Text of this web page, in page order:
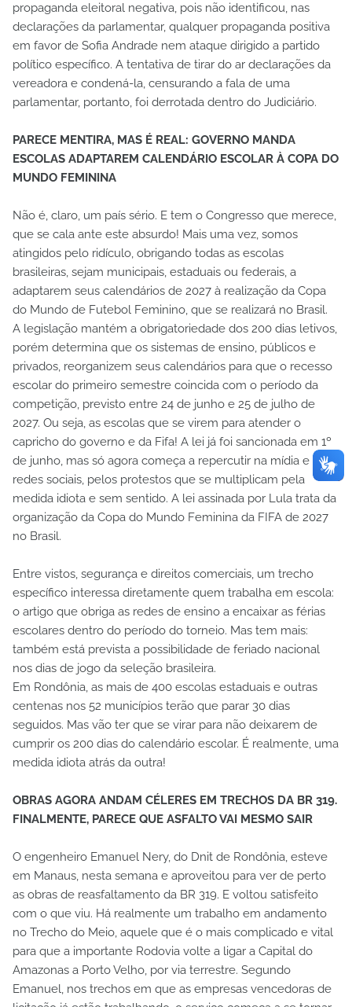
propaganda eleitoral negativa, pois não identificou, nas
declarações da parlamentar, qualquer propaganda positiva
em favor de Sofia Andrade nem ataque dirigido a partido
político específico. A tentativa de tirar do ar declarações da
vereadora e condená-la, censurando a fala de uma
parlamentar, portanto, foi derrotada dentro do Judiciário.
PARECE MENTIRA, MAS É REAL: GOVERNO MANDA
ESCOLAS ADAPTAREM CALENDÁRIO ESCOLAR À COPA DO
MUNDO FEMININA
Não é, claro, um país sério. E tem o Congresso que merece,
que se cala ante este absurdo! Mais uma vez, somos
atingidos pelo ridículo, obrigando todas as escolas
brasileiras, sejam municipais, estaduais ou federais, a
adaptarem seus calendários de 2027 à realização da Copa
do Mundo de Futebol Feminino, que se realizará no Brasil.
A legislação mantém a obrigatoriedade dos 200 dias letivos,
porém determina que os sistemas de ensino, públicos e
privados, reorganizem seus calendários para que o recesso
escolar do primeiro semestre coincida com o período da
competição, previsto entre 24 de junho e 25 de julho de
2027. Ou seja, as escolas que se virem para atender o
capricho do governo e da Fifa! A lei já foi sancionada em 1º
de junho, mas só agora começa a repercutir na mídia e nas
redes sociais, pelos protestos que se multiplicam pela
medida idiota e sem sentido. A lei assinada por Lula trata da
organização da Copa do Mundo Feminina da FIFA de 2027
no Brasil.
Entre vistos, segurança e direitos comerciais, um trecho
específico interessa diretamente quem trabalha em escola:
o artigo que obriga as redes de ensino a encaixar as férias
escolares dentro do período do torneio. Mas tem mais:
também está prevista a possibilidade de feriado nacional
nos dias de jogo da seleção brasileira.
Em Rondônia, as mais de 400 escolas estaduais e outras
centenas nos 52 municípios terão que parar 30 dias
seguidos. Mas vão ter que se virar para não deixarem de
cumprir os 200 dias do calendário escolar. É realmente, uma
medida idiota atrás da outra!
OBRAS AGORA ANDAM CÉLERES EM TRECHOS DA BR 319.
FINALMENTE, PARECE QUE ASFALTO VAI MESMO SAIR
O engenheiro Emanuel Nery, do Dnit de Rondônia, esteve
em Manaus, nesta semana e aproveitou para ver de perto
as obras de reasfaltamento da BR 319. E voltou satisfeito
com o que viu. Há realmente um trabalho em andamento
no Trecho do Meio, aquele que é o mais complicado e vital
para que a importante Rodovia volte a ligar a Capital do
Amazonas a Porto Velho, por via terrestre. Segundo
Emanuel, nos trechos em que as empresas vencedoras de